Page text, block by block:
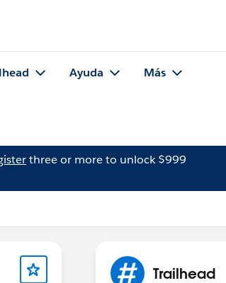
Ayuda Más
three or more to unlock $999
Trailhead